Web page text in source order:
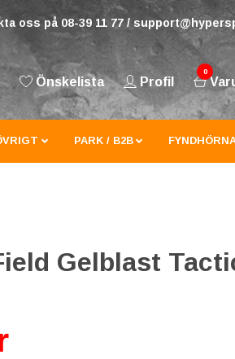
oss på 08-39 11 77 /
Önskelista Profil
0
PARK / B2B
Gelblast